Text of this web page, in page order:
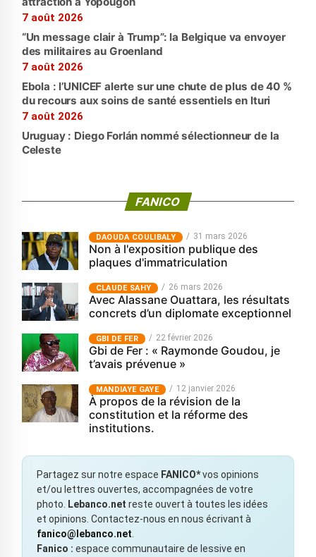
7 août 2026
“Un message clair à Trump”: la Belgique va envoyer
des militaires au Groenland
7 août 2026
Ebola : l’UNICEF alerte sur une chute de plus de 40 %
du recours aux soins de santé essentiels en Ituri
7 août 2026
Uruguay : Diego Forlán nommé sélectionneur de la
Celeste
FANICO
‎DAOUDA COULIBALY 31 mars 2026
Non à l'exposition publique des
plaques d'immatriculation
CLAUDE SAHY 26 mars 2026
Avec Alassane Ouattara, les résultats
concrets d’un diplomate exceptionnel
GBI DE FER 22 février 2026
Gbi de Fer : « Raymonde Goudou, je
t’avais prévenue »
MANDIAYE GAYE 12 janvier 2026
À propos de la révision de la
constitution et la réforme des
institutions.
Partagez sur notre espace FANICO*vos opinions
et/ou lettres ouvertes, accompagnées de votre
photo.
Lebanco.net reste ouvert à toutes les idées
et opinions. Contactez-nous en nous écrivant à
fanico@lebanco.net
Fanico : espace communautaire de lessive en